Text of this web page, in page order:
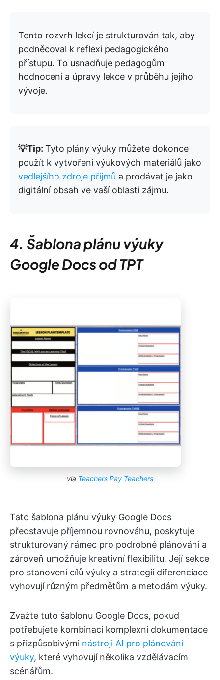
Tento rozvrh lekcí je strukturován tak, aby
podněcoval k reflexi pedagogického
přístupu. To usnadňuje pedagogům
hodnocení a úpravy lekce v průběhu jejího
vývoje.
💡Tip: Tyto plány výuky můžete dokonce
použít k vytvoření výukových materiálů jako
vedlejšího zdroje příjmů a prodávat je jako
digitální obsah ve vaší oblasti zájmu.
4. Šablona plánu výuky
Google Docs od TPT
via Teachers Pay Teachers
Tato šablona plánu výuky Google Docs
představuje příjemnou rovnováhu, poskytuje
strukturovaný rámec pro podrobné plánování a
zároveň umožňuje kreativní flexibilitu. Její sekce
pro stanovení cílů výuky a strategií diferenciace
vyhovují různým předmětům a metodám výuky.
Zvažte tuto šablonu Google Docs, pokud
potřebujete kombinaci komplexní dokumentace
s přizpůsobivými nástroji AI pro plánování
výuky, které vyhovují několika vzdělávacím
scénářům.